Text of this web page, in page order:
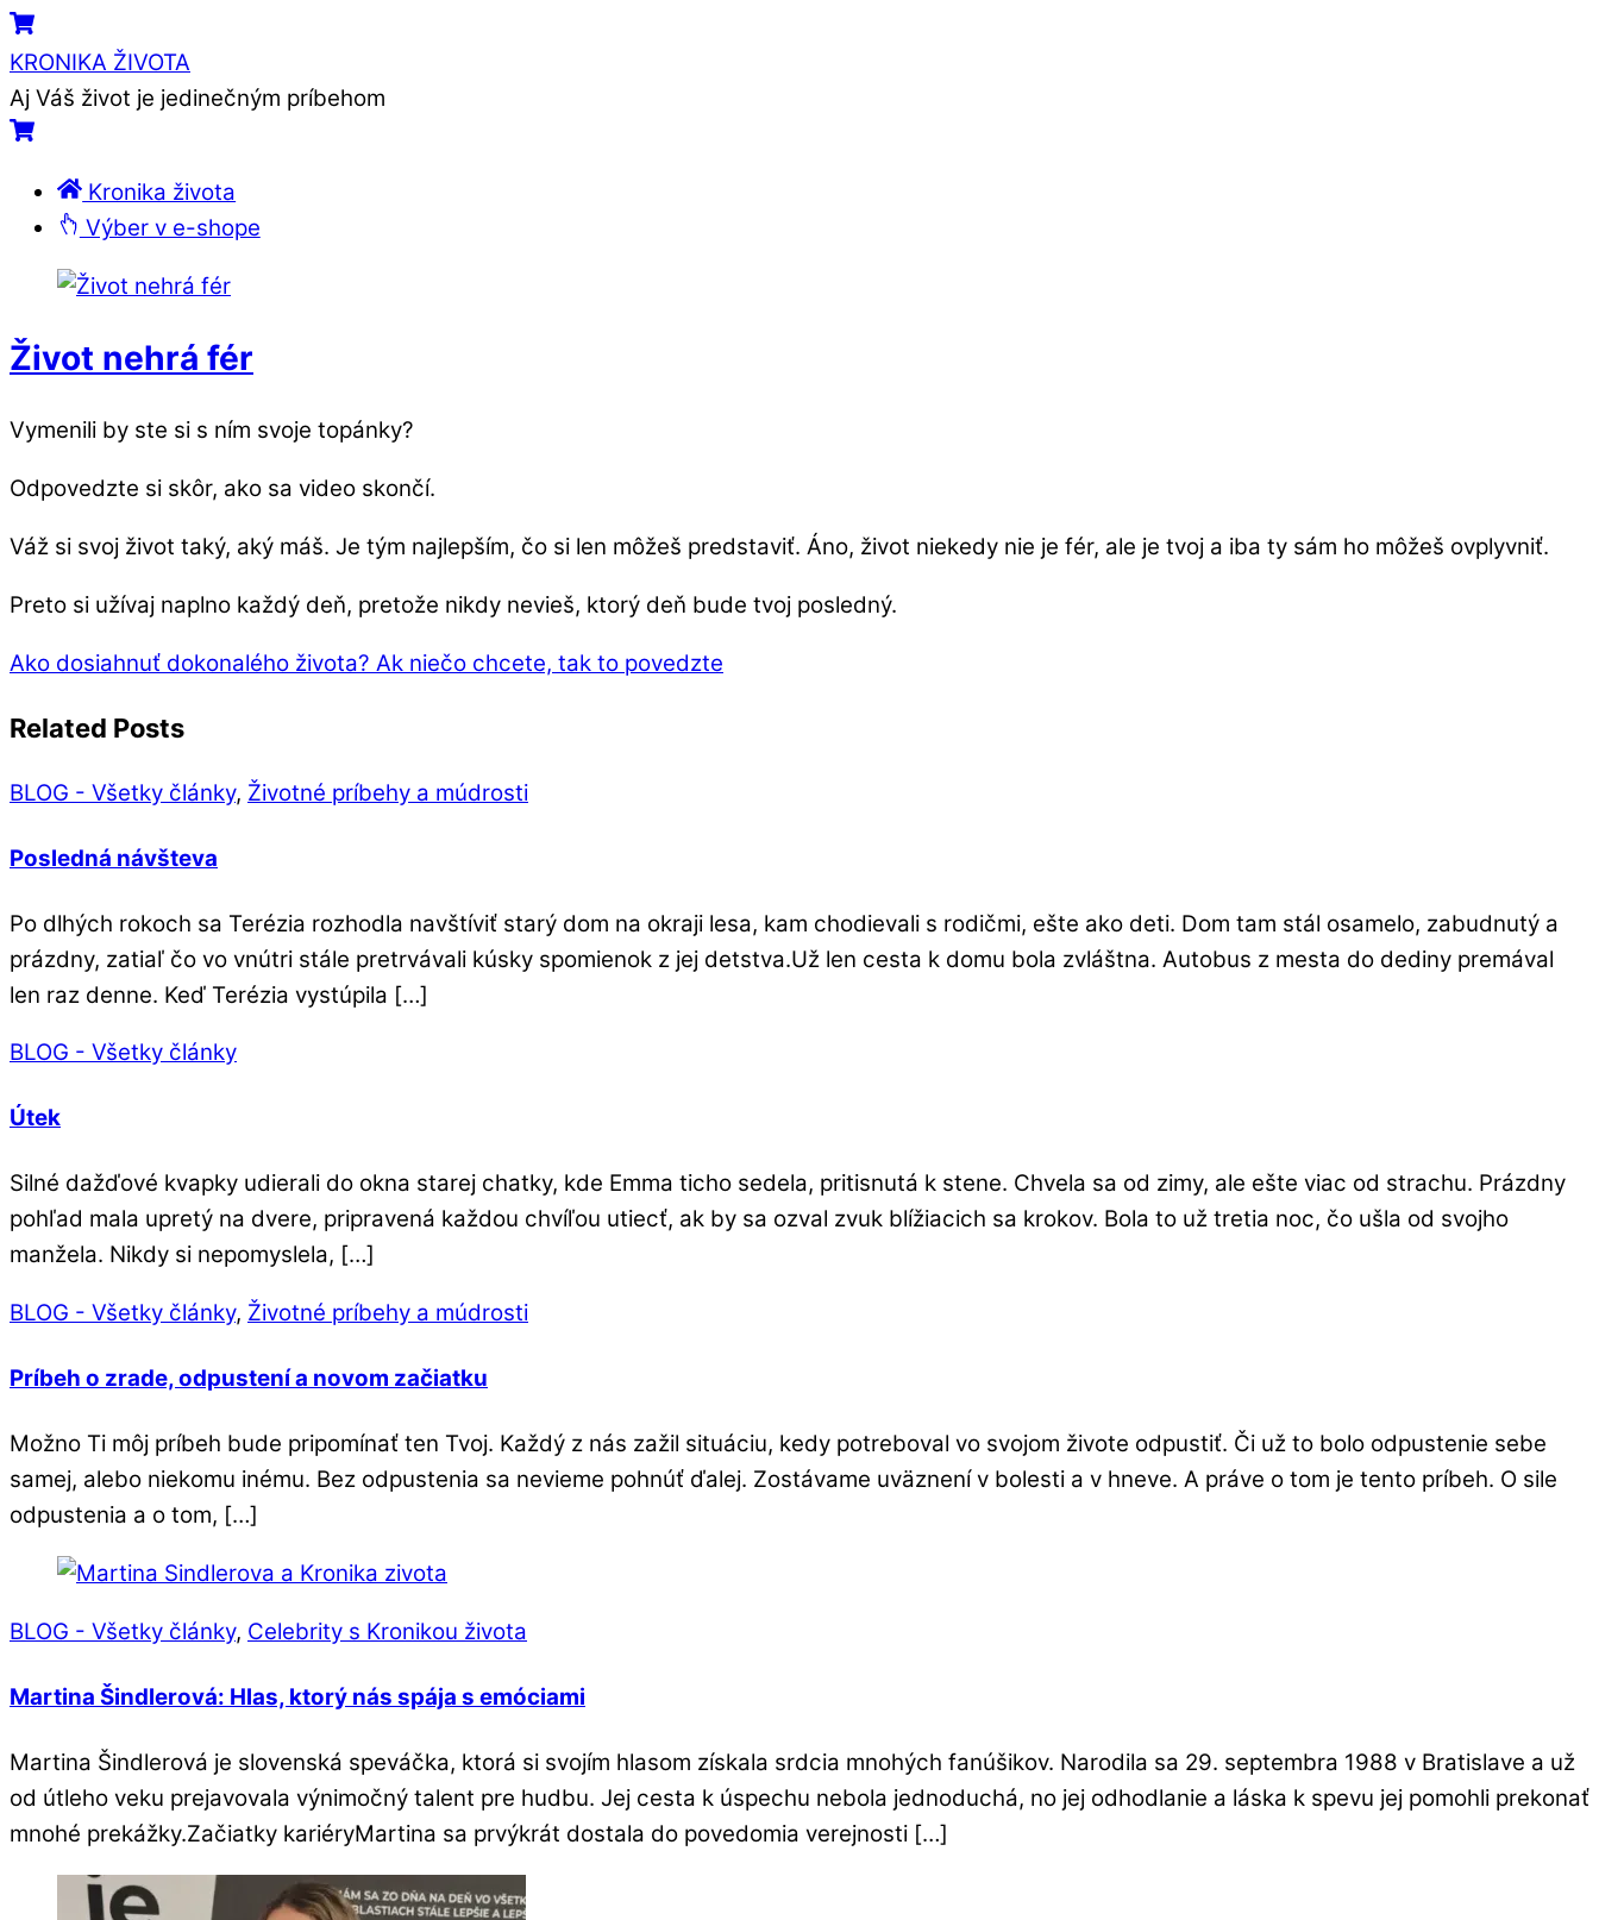
Skip
to
content
Menu
Cart
KRONIKA ŽIVOTA
Aj Váš život je jedinečným príbehom
Cart
Kronika života
Výber v e-shope
Close
Close
Život nehrá fér
Vymenili by ste si s ním svoje topánky?
Odpovedzte si skôr, ako sa video skončí.
Váž si svoj život taký, aký máš. Je tým najlepším, čo si len môžeš predstaviť. Áno, život niekedy nie je fér, ale je tvoj a iba ty sám ho môžeš ovplyvniť.
Preto si užívaj naplno každý deň, pretože nikdy nevieš, ktorý deň bude tvoj posledný.
Ako dosiahnuť dokonalého života? Ak niečo chcete, tak to povedzte
Related Posts
BLOG - Všetky články, Životné príbehy a múdrosti
Posledná návšteva
Po dlhých rokoch sa Terézia rozhodla navštíviť starý dom na okraji lesa, kam chodievali s rodičmi, ešte ako deti. Dom tam stál osamelo, zabudnutý a
prázdny, zatiaľ čo vo vnútri stále pretrvávali kúsky spomienok z jej detstva.Už len cesta k domu bola zvláštna. Autobus z mesta do dediny premával
len raz denne. Keď Terézia vystúpila […]
BLOG - Všetky články
Útek
Silné dažďové kvapky udierali do okna starej chatky, kde Emma ticho sedela, pritisnutá k stene. Chvela sa od zimy, ale ešte viac od strachu. Prázdny
pohľad mala upretý na dvere, pripravená každou chvíľou utiecť, ak by sa ozval zvuk blížiacich sa krokov. Bola to už tretia noc, čo ušla od svojho
manžela. Nikdy si nepomyslela, […]
BLOG - Všetky články, Životné príbehy a múdrosti
Príbeh o zrade, odpustení a novom začiatku
Možno Ti môj príbeh bude pripomínať ten Tvoj. Každý z nás zažil situáciu, kedy potreboval vo svojom živote odpustiť. Či už to bolo odpustenie sebe
samej, alebo niekomu inému. Bez odpustenia sa nevieme pohnúť ďalej. Zostávame uväznení v bolesti a v hneve. A práve o tom je tento príbeh. O sile
odpustenia a o tom, […]
BLOG - Všetky články, Celebrity s Kronikou života
Martina Šindlerová: Hlas, ktorý nás spája s emóciami
Martina Šindlerová je slovenská speváčka, ktorá si svojím hlasom získala srdcia mnohých fanúšikov. Narodila sa 29. septembra 1988 v Bratislave a už
od útleho veku prejavovala výnimočný talent pre hudbu. Jej cesta k úspechu nebola jednoduchá, no jej odhodlanie a láska k spevu jej pomohli prekonať
mnohé prekážky.Začiatky kariéryMartina sa prvýkrát dostala do povedomia verejnosti […]